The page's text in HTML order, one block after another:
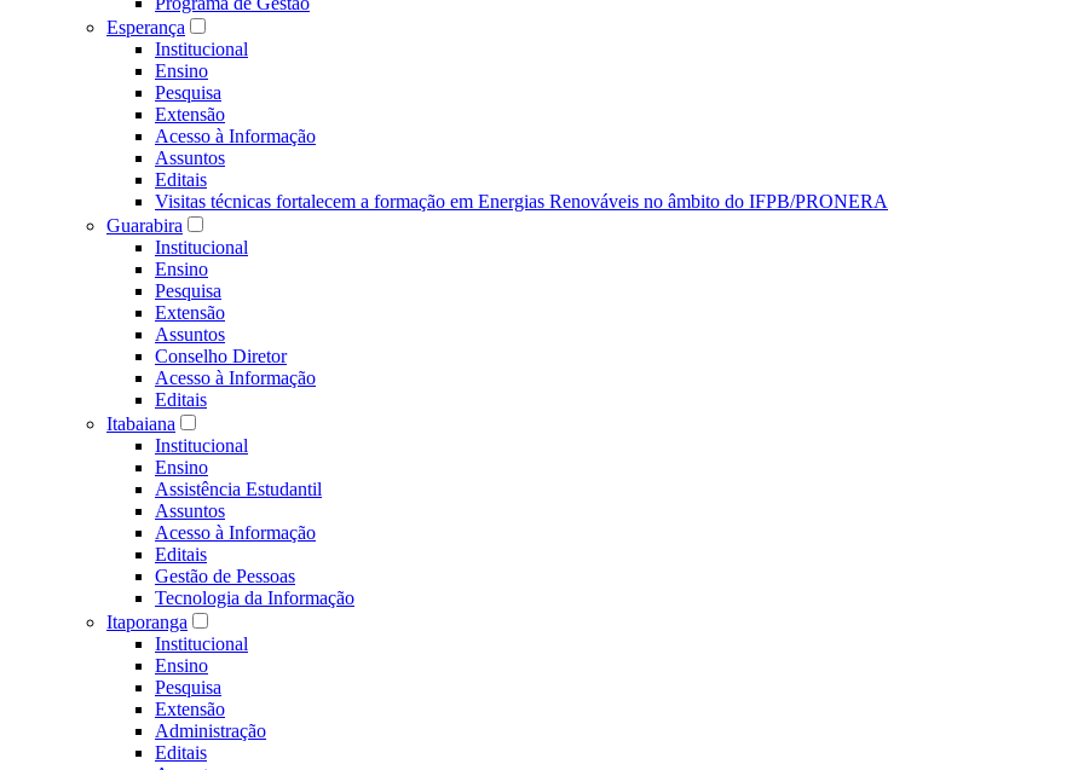
Esperança
Institucional
Ensino
Pesquisa
Extensão
Acesso à Informação
Assuntos
Editais
Visitas técnicas fortalecem a formação em Energias Renováveis no âmbito do IFPB/PRONERA
Guarabira
Institucional
Ensino
Pesquisa
Extensão
Assuntos
Conselho Diretor
Acesso à Informação
Editais
Itabaiana
Institucional
Ensino
Assistência Estudantil
Assuntos
Acesso à Informação
Editais
Gestão de Pessoas
Tecnologia da Informação
Itaporanga
Institucional
Ensino
Pesquisa
Extensão
Administração
Editais